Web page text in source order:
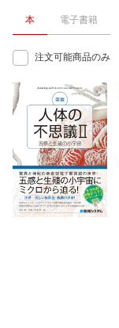
本 電子書籍
注文可能商品のみ